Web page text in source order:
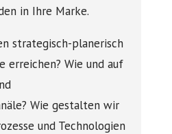
in Ihre Marke.
strategisch-planerisch
erreichen? Wie und auf
Wie gestalten wir
und Technologien